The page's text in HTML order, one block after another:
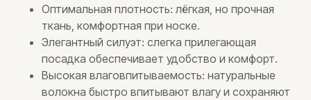
Оптимальная плотность: лёгкая, но прочная
ткань, комфортная при носке.
Элегантный силуэт: слегка прилегающая
посадка обеспечивает удобство и комфорт.
Высокая влаговпитываемость: натуральные
волокна быстро впитывают влагу и сохраняют